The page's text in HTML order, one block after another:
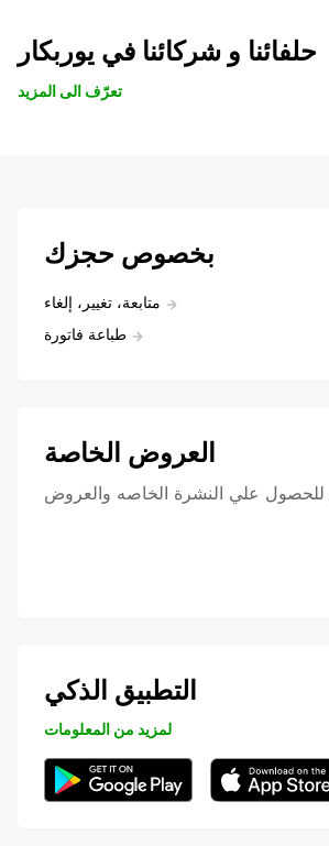
حلفائنا و شركائنا في يوربكار
تعرّف الى المزيد
بخصوص حجزك
متابعة، تغيير، إلغاء
طباعة فاتورة
العروض الخاصة
للحصول علي النشرة الخاصه والعروض
التطبيق الذكي
لمزيد من المعلومات